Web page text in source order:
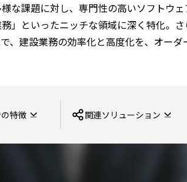
数値解
自社
AZON
ューシ
な課題に対し、専門性の高いソフトウ
」といったニッチな領域に深く特化。
、建設業務の効率化と高度化を、オーダ
特徴 関連ソリューション